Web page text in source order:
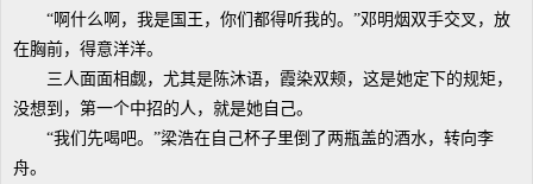
“啊什么啊，我是国王，你们都得听我的。”邓明烟双手交叉，放
在胸前，得意洋洋。
三人面面相觑，尤其是陈沐语，霞染双颊，这是她定下的规矩，
没想到，第一个中招的人，就是她自己。
“我们先喝吧。”梁浩在自己杯子里倒了两瓶盖的酒水，转向李
舟。